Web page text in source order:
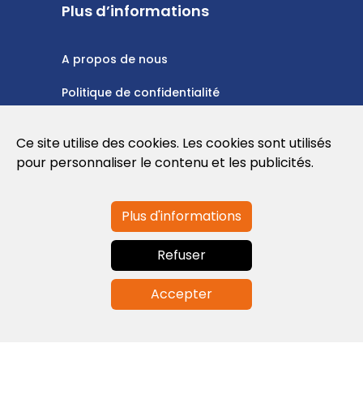
Plus d’informations
A propos de nous
Politique de confidentialité
Conditions d'utilisation
Contactez-nous
info@globalagents.net
Ce site utilise des cookies. Les cookies sont utilisés
pour personnaliser le contenu et les publicités.
Plus d'informations
Refuser
Accepter